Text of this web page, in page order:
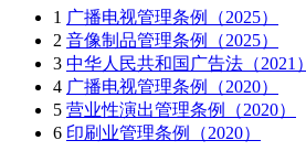
1 广播电视管理条例（2025）
2 音像制品管理条例（2025）
3 中华人民共和国广告法（2021）
4 广播电视管理条例（2020）
5 营业性演出管理条例（2020）
6 印刷业管理条例（2020）